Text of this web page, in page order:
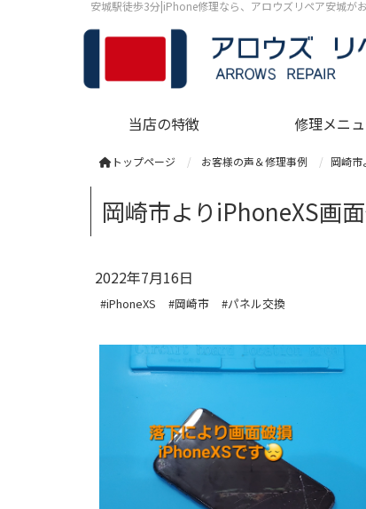
安城駅徒歩3分|iPhone修理なら、アロウズリペア安城が
当店の特徴 修理メニ
トップページ お客様の声＆修理事例 岡崎市
岡崎市よりiPhoneXS画面
2022年7月16日
#iPhoneXS #岡崎市 #パネル交換